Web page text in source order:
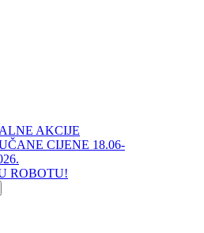
AKCIJE
CIJENE 18.06-
ROBOTU!